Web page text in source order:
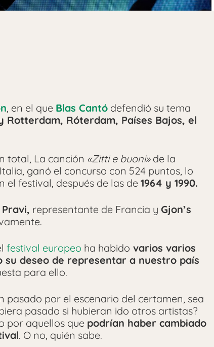
, en el que Blas Cantó defendió su tema
Rotterdam, Róterdam, Países Bajos, el
total,​ La canción «Zitti e buoni»de la
ganó el concurso con 524 puntos, lo
el festival, después de las de 1964 y 1990.
representante de Francia y Gjon’s
festival europeo ha habido varios varios
deseo de representar a nuestro país
para ello.
pasado por el escenario del certamen, sea
pasado si hubieran ido otros artistas?
por aquellos que podrían haber cambiado
. O no, quién sabe.